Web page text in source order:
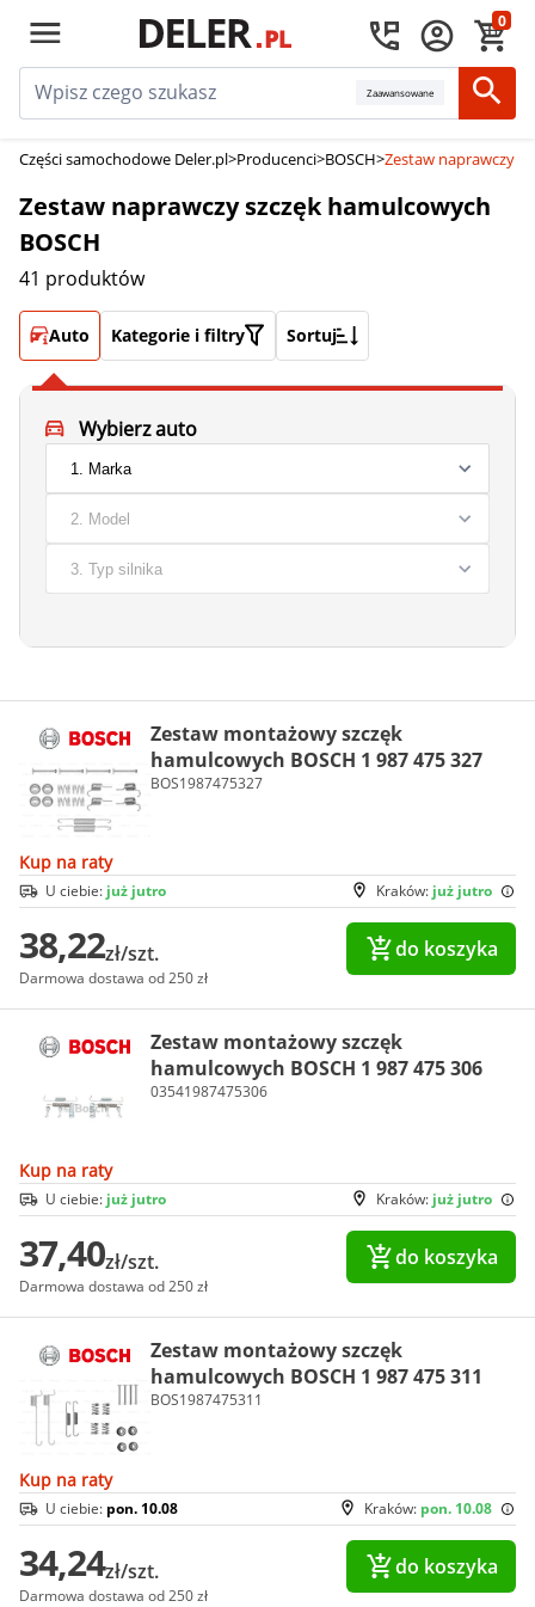
0
Zaawansowane
Części samochodowe Deler.pl>Producenci>BOSCH>Zestaw naprawczy
Zestaw naprawczy szczęk hamulcowych
BOSCH
41 produktów
Auto Kategorie i filtry Sortuj
Wybierz auto
Zestaw montażowy szczęk
hamulcowych BOSCH 1 987 475 327
BOS1987475327
Kup na raty
Kraków: już jutro
U ciebie: już jutro
38,22zł/szt.
Darmowa dostawa od 250 zł
do koszyka
Zestaw montażowy szczęk
hamulcowych BOSCH 1 987 475 306
03541987475306
Kup na raty
Kraków: już jutro
U ciebie: już jutro
37,40zł/szt.
Darmowa dostawa od 250 zł
do koszyka
Zestaw montażowy szczęk
hamulcowych BOSCH 1 987 475 311
BOS1987475311
Kup na raty
Kraków: pon. 10.08
U ciebie: pon. 10.08
34,24zł/szt.
Darmowa dostawa od 250 zł
do koszyka